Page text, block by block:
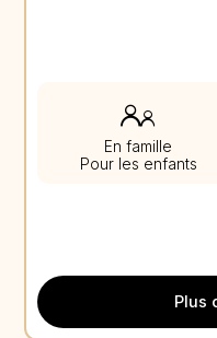
En famille
Pour les enfants
Plus